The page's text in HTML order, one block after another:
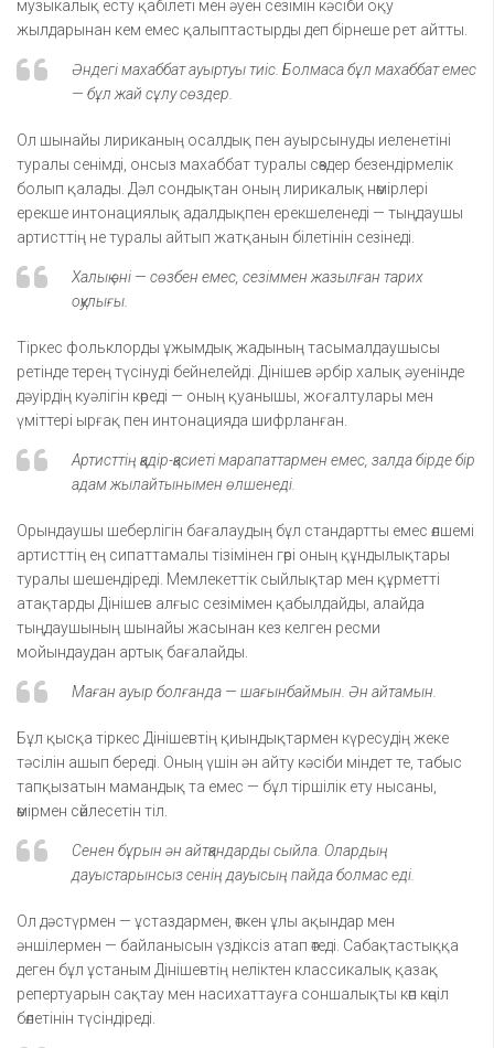
музыкалық есту қабілеті мен әуен сезімін кәсіби оқу
жылдарынан кем емес қалыптастырды деп бірнеше рет айтты.
Әндегі махаббат ауыртуы тиіс. Болмаса бұл махаббат емес
— бұл жай сұлу сөздер.
Ол шынайы лириканың осалдық пен ауырсынуды иеленетіні
туралы сенімді, онсыз махаббат туралы сөздер безендірмелік
болып қалады. Дәл сондықтан оның лирикалық нөмірлері
ерекше интонациялық адалдықпен ерекшеленеді — тыңдаушы
артисттің не туралы айтып жатқанын білетінін сезінеді.
Халық әні — сөзбен емес, сезіммен жазылған тарих
оқулығы.
Тіркес фольклорды ұжымдық жадының тасымалдаушысы
ретінде терең түсінуді бейнелейді. Дінішев әрбір халық әуенінде
дәуірдің куәлігін көреді — оның қуанышы, жоғалтулары мен
үміттері ырғақ пен интонацияда шифрланған.
Артисттің қадір-қасиеті марапаттармен емес, залда бірде бір
адам жылайтынымен өлшенеді.
Орындаушы шеберлігін бағалаудың бұл стандартты емес өлшемі
артисттің ең сипаттамалы тізімінен гөрі оның құндылықтары
туралы шешендіреді. Мемлекеттік сыйлықтар мен құрметті
атақтарды Дінішев алғыс сезімімен қабылдайды, алайда
тыңдаушының шынайы жасынан кез келген ресми
мойындаудан артық бағалайды.
Маған ауыр болғанда — шағынбаймын. Ән айтамын.
Бұл қысқа тіркес Дінішевтің қиындықтармен күресудің жеке
тәсілін ашып береді. Оның үшін ән айту кәсіби міндет те, табыс
тапқызатын мамандық та емес — бұл тіршілік ету нысаны,
өмірмен сөйлесетін тіл.
Сенен бұрын ән айтқандарды сыйла. Олардың
дауыстарынсыз сенің дауысың пайда болмас еді.
Ол дәстүрмен — ұстаздармен, өткен ұлы ақындар мен
әншілермен — байланысын үздіксіз атап өтеді. Сабақтастыққа
деген бұл ұстаным Дінішевтің неліктен классикалық қазақ
репертуарын сақтау мен насихаттауға соншалықты көп көңіл
бөлетінін түсіндіреді.